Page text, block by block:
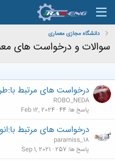
دانشگاه مجازی معماری
سوالات و درخواست های
درخواست های مرتبط
ROBO_NEDA
پاسخ ها 44
Feb 12, 2024
درخواست های مرتبط
paramiss_18
پاسخ ها 257
Sep 1, 2021